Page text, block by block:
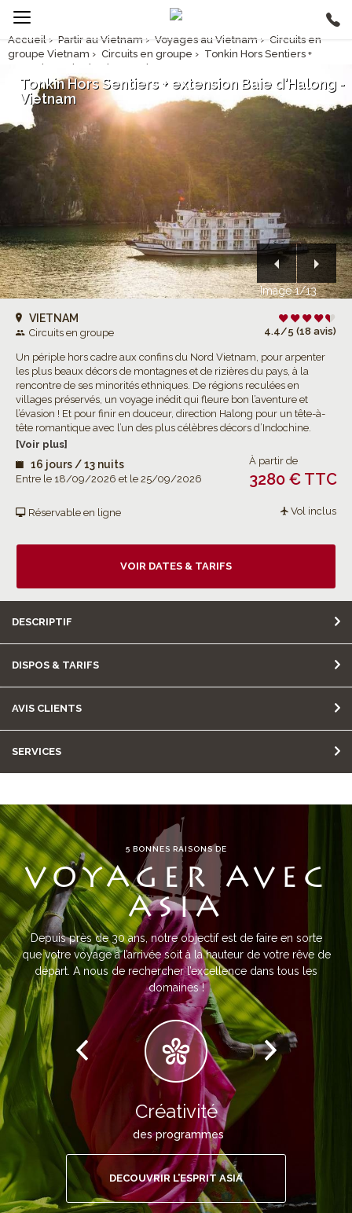
Accueil › Partir au Vietnam › Voyages au Vietnam › Circuits en
groupe Vietnam › Circuits en groupe › Tonkin Hors Sentiers +
extension Baie d'Halong - Vietnam
Image 1/13
Tonkin Hors Sentiers + extension Baie d'Halong -
Vietnam
VIETNAM
Circuits en groupe 4.4/5 (18 avis)
Un périple hors cadre aux confins du Nord Vietnam, pour arpenter
les plus beaux décors de montagnes et de rizières du pays, à la
rencontre de ses minorités ethniques. De régions reculées en
villages préservés, un voyage inédit qui fleure bon l’aventure et
l’évasion ! Et pour finir en douceur, direction Halong pour un tête-à-
tête romantique avec l’un des plus célèbres décors d’Indochine.
[Voir plus]
16 jours / 13 nuits
Entre le 18/09/2026 et le 25/09/2026
À partir de
3280 € TTC
Réservable en ligne Vol inclus
VOIR DATES & TARIFS
DESCRIPTIF
DISPOS & TARIFS
AVIS CLIENTS
SERVICES
5 BONNES RAISONS DE
VOYAGER AVEC
ASIA
Depuis près de 30 ans, notre objectif est de faire en sorte
que votre voyage à l’arrivée soit à la hauteur de votre rêve de
départ. A nous de rechercher l’excellence dans tous les
domaines !
Créativité
des programmes
DECOUVRIR L’ESPRIT ASIA